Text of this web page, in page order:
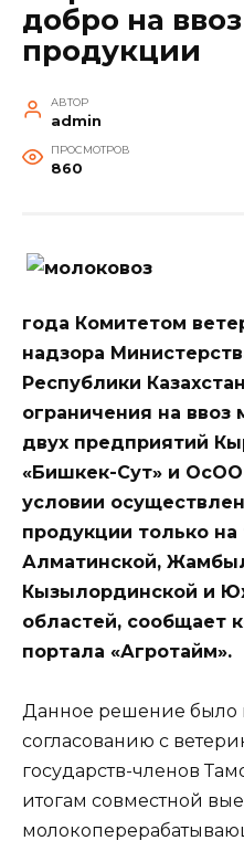
добро на
продукции
АВТОР
admin
ПРОСМОТРОВ
860
года Комитетом
надзора
Республики
ограничения на
двух предприятий
«Бишкек-Сут» и ОсОО
условии
продукции только
Алматинской,
Кызылординской и
областей, сообщает
портала «Агротайм».
Данное решение было
согласованию с
государств-членов
итогам совместной